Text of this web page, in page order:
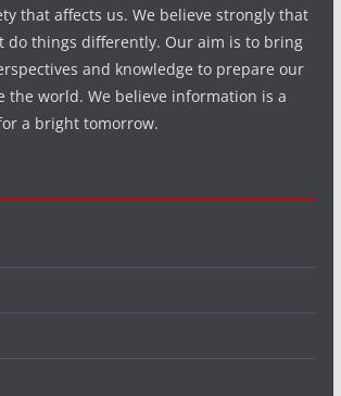
that affects us. We believe strongly that
do things differently. Our aim is to bring
and knowledge to prepare our
the world. We believe information is a
a bright tomorrow.